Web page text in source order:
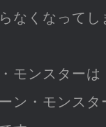
なくなってし
モンスター
ン・モンス